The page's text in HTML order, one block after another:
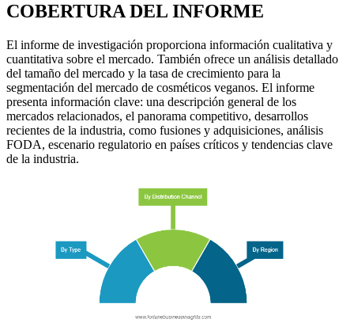
COBERTURA DEL INFORME
El informe de investigación proporciona información cualitativa y
cuantitativa sobre el mercado. También ofrece un análisis detallado
del tamaño del mercado y la tasa de crecimiento para la
segmentación del mercado de cosméticos veganos. El informe
presenta información clave: una descripción general de los
mercados relacionados, el panorama competitivo, desarrollos
recientes de la industria, como fusiones y adquisiciones, análisis
FODA, escenario regulatorio en países críticos y tendencias clave
de la industria.